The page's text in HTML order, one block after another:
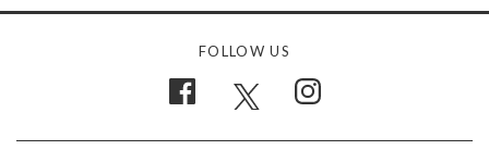
FOLLOW US